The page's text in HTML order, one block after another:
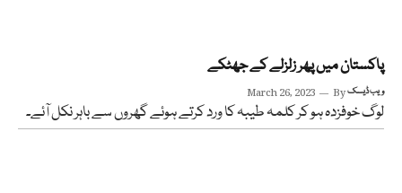
پاکستان میں پھر زلزلے کے جھٹکے
March 26, 2023 Byویب ڈیسک
لوگ خوفزدہ ہو کر کلمہ طیبہ کا ورد کرتے ہوئے گھروں سے باہر نکل آئے۔